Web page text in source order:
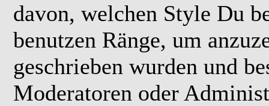
davon, welchen Style Du
benutzen Ränge, um
geschrieben wurden und
Moderatoren oder